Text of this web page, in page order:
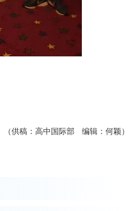
（供稿：高中国际部 编辑：何颖）